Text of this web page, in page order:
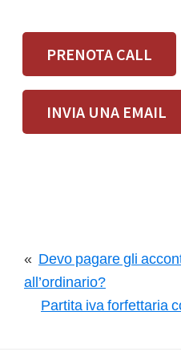
PRENOTA CALL
INVIA UNA EMAIL
« Devo pagare gli
all’ordinario?
Partita iva forfettaria